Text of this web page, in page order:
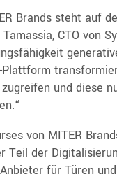
Brands steht auf
CTO von
und diese
von MITER
Teil der
für Türen